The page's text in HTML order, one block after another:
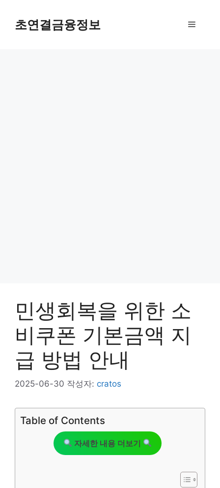
초연결금융정보 메
민생회복을 위한 소
비쿠폰 기본금액 지
급 방법 안내
2025-06-30 작성자: cratos
Table of Contents
자세한 내용 더보기